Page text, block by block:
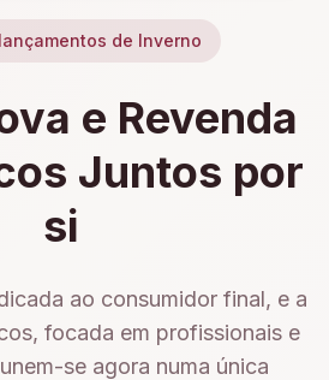
de Inverno
e Revenda
Juntos por
si
ao consumidor final, e a
focada em profissionais e
se agora numa única